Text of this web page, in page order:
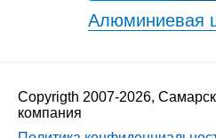
Алюминиевая
Copyrigth 2007-2026,
компания